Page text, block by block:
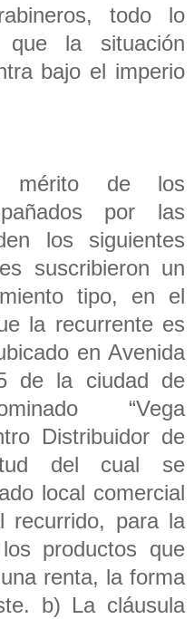
todo lo
la situación
bajo el imperio
mérito de los
por las
los siguientes
suscribieron un
tipo, en el
la recurrente es
en Avenida
de la ciudad de
“Vega
Distribuidor de
del cual se
local comercial
recurrido, para la
productos que
renta, la forma
b) La cláusula